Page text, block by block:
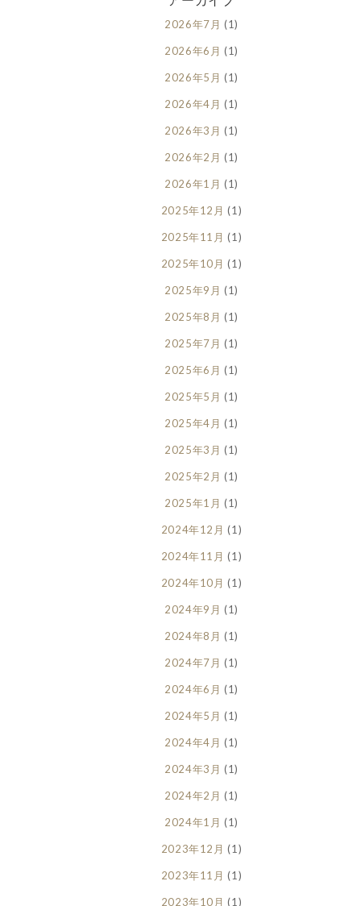
2026年7月 (1)
2026年6月 (1)
2026年5月 (1)
2026年4月 (1)
2026年3月 (1)
2026年2月 (1)
2026年1月 (1)
2025年12月 (1)
2025年11月 (1)
2025年10月 (1)
2025年9月 (1)
2025年8月 (1)
2025年7月 (1)
2025年6月 (1)
2025年5月 (1)
2025年4月 (1)
2025年3月 (1)
2025年2月 (1)
2025年1月 (1)
2024年12月 (1)
2024年11月 (1)
2024年10月 (1)
2024年9月 (1)
2024年8月 (1)
2024年7月 (1)
2024年6月 (1)
2024年5月 (1)
2024年4月 (1)
2024年3月 (1)
2024年2月 (1)
2024年1月 (1)
2023年12月 (1)
2023年11月 (1)
2023年10月 (1)